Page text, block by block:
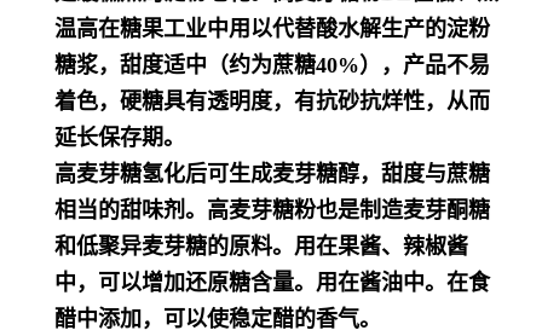
温高在糖果工业中用以代替酸水解生产的淀粉
糖浆，甜度适中（约为蔗糖40%），产品不易
着色，硬糖具有透明度，有抗砂抗烊性，从而
延长保存期。
高麦芽糖氢化后可生成麦芽糖醇，甜度与蔗糖
相当的甜味剂。高麦芽糖粉也是制造麦芽酮糖
和低聚异麦芽糖的原料。用在果酱、辣椒酱
中，可以增加还原糖含量。用在酱油中。在食
醋中添加，可以使稳定醋的香气。